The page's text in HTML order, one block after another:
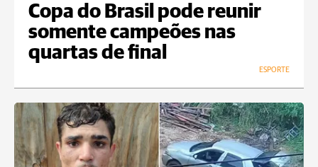
Copa do Brasil pode reunir
somente campeões nas
quartas de final
ESPORTE